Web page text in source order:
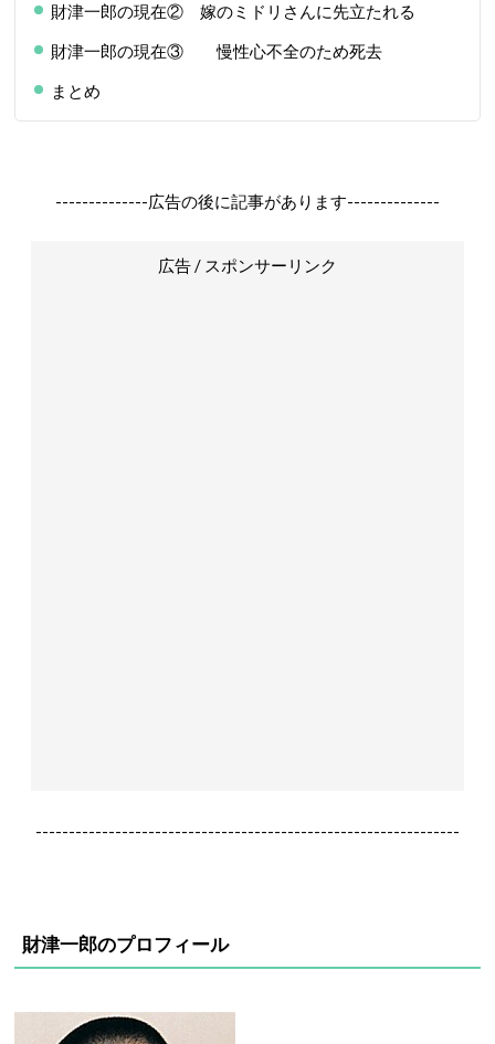
財津一郎の現在② 嫁のミドリさんに先立たれる
財津一郎の現在③ 慢性心不全のため死去
まとめ
--------------広告の後に記事があります--------------
広告 / スポンサーリンク
----------------------------------------------------------------
財津一郎のプロフィール